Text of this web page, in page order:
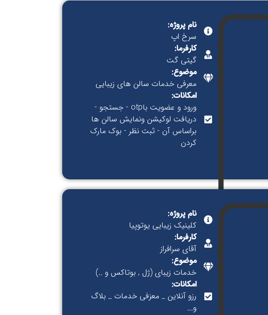
نام پروژه:
سرخ اپ
کارفرما:
گیتی گت
موضوع:
معرفی خدمات سالن های زیبایی
امکانات:
ورود و عضویت باotp - جستجو -
دریافت لوکیشن ونمایش سالن ها
براساس آن - ثبت نظر - بوک مارک
کردن
نام پروژه:
کلینیک زیبایی یوتوپیا
کارفرما:
آقای سرافراز
موضوع:
خدمات زیبای (ژل , بوتاکس و ..)
امکانات:
رزو آنلاین _ معزفی خدمات _ بلاگ
و...